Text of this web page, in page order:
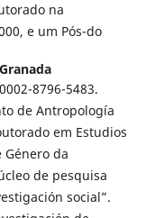
na
e um Pós-do
8796-5483.
de Antropología
em Estudios
Género da
de pesquisa
social”.